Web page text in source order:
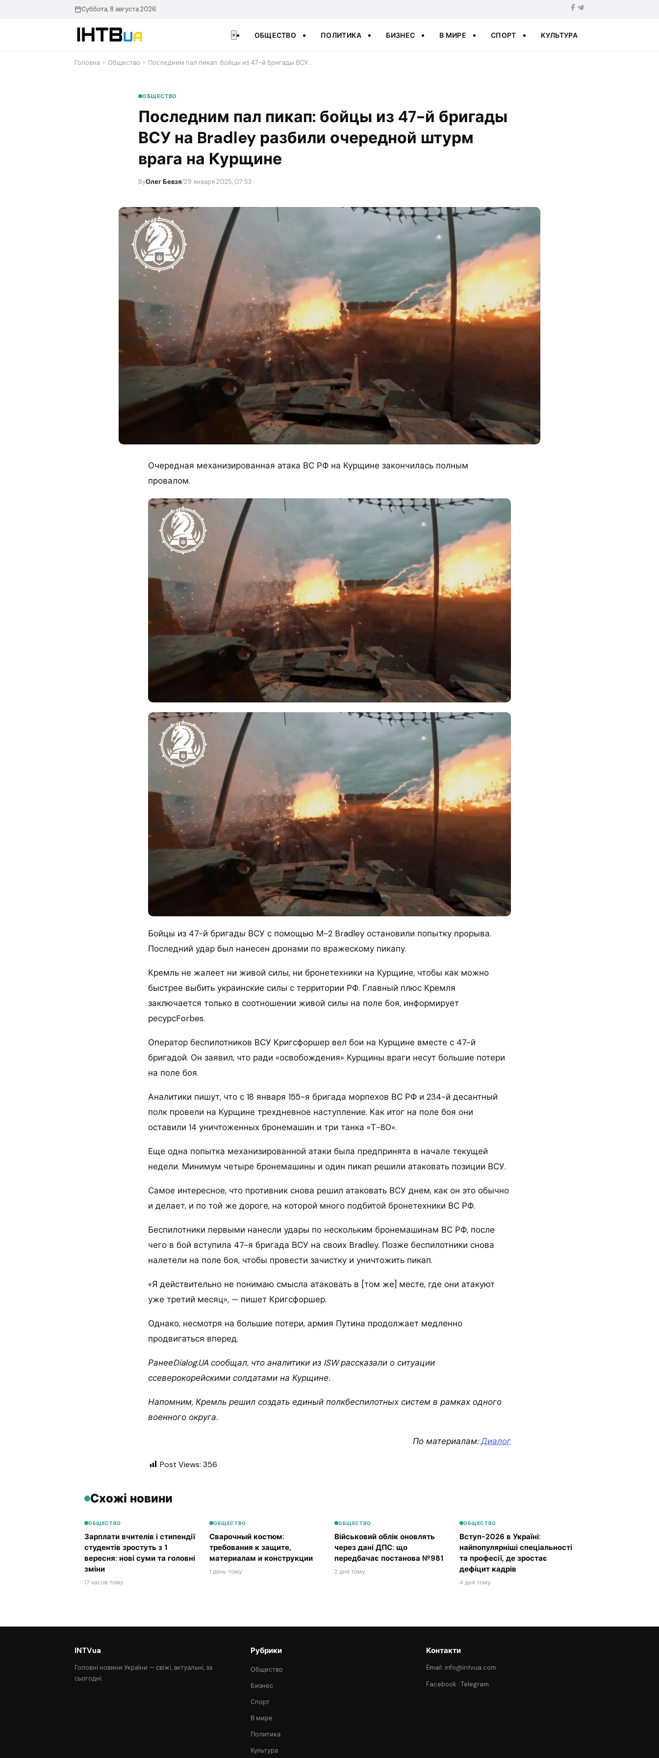
Суббота, 8 августа 2026
× ОБЩЕСТВО ПОЛИТИКА БИЗНЕС В МИРЕ СПОРТ КУЛЬТУРА
Головна › Общество › ​Последним пал пикап: бойцы из 47-й бригады ВСУ…
ОБЩЕСТВО
​Последним пал пикап: бойцы из 47-й бригады
ВСУ на Bradley разбили очередной штурм
врага на Курщине
ByОлег Бевзя/29 января 2025, 07:53
Очередная механизированная атака ВС РФ на Курщине закончилась полным
провалом.
Бойцы из 47-й бригады ВСУ с помощью М-2 Bradley остановили попытку прорыва.
Последний удар был нанесен дронами по вражескому пикапу.
Кремль не жалеет ни живой силы, ни бронетехники на Курщине, чтобы как можно
быстрее выбить украинские силы с территории РФ. Главный плюс Кремля
заключается только в соотношении живой силы на поле боя, информирует
ресурсForbes.
Оператор беспилотников ВСУ Кригсфоршер вел бои на Курщине вместе с 47-й
бригадой. Он заявил, что ради «освобождения» Курщины враги несут большие потери
на поле боя.
Аналитики пишут, что с 18 января 155-я бригада морпехов ВС РФ и 234-й десантный
полк провели на Курщине трехдневное наступление. Как итог на поле боя они
оставили 14 уничтоженных бронемашин и три танка «Т-80».
Еще одна попытка механизированной атаки была предпринята в начале текущей
недели. Минимум четыре бронемашины и один пикап решили атаковать позиции ВСУ.
Самое интересное, что противник снова решил атаковать ВСУ днем, как он это обычно
и делает, и по той же дороге, на которой много подбитой бронетехники ВС РФ.
Беспилотники первыми нанесли удары по нескольким бронемашинам ВС РФ, после
чего в бой вступила 47-я бригада ВСУ на своих Bradley. Позже беспилотники снова
налетели на поле боя, чтобы провести зачистку и уничтожить пикап.
«Я действительно не понимаю смысла атаковать в [том же] месте, где они атакуют
уже третий месяц», — пишет Кригсфоршер.
Однако, несмотря на большие потери, армия Путина продолжает медленно
продвигаться вперед.
РанееDialog.UA сообщал, что аналитики из ISW рассказали о ситуации
ссеверокорейскими солдатами на Курщине.
Напомним, Кремль решил создать единый полкбеспилотных систем в рамках одного
военного округа.
По материалам:Диалог
Post Views: 356
Схожі новини
ОБЩЕСТВО
Зарплати вчителів і стипендії
студентів зростуть з 1
вересня: нові суми та головні
зміни
17 часов тому
ОБЩЕСТВО
Сварочный костюм:
требования к защите,
материалам и конструкции
1 день тому
ОБЩЕСТВО
Військовий облік оновлять
через дані ДПС: що
передбачає постанова №981
2 дня тому
ОБЩЕСТВО
Вступ-2026 в Україні:
найпопулярніші спеціальності
та професії, де зростає
дефіцит кадрів
4 дня тому
INTVua
Головні новини України — свіжі, актуальні, за
сьогодні.
Рубрики
Общество
Бизнес
Спорт
В мире
Политика
Культура
Контакти
Email: info@intvua.com
Facebook ·Telegram